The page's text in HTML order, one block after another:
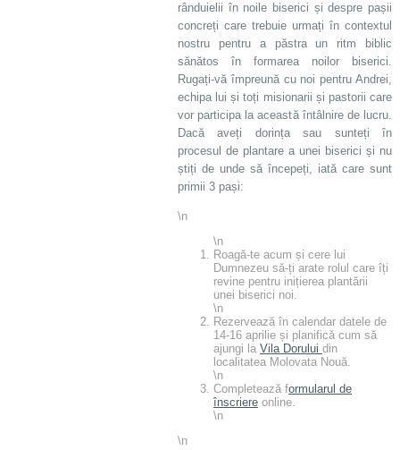
rânduielii în noile biserici și despre pașii
concreți care trebuie urmați în contextul
nostru pentru a păstra un ritm biblic
sănătos în formarea noilor biserici.
Rugați-vă împreună cu noi pentru Andrei,
echipa lui și toți misionarii și pastorii care
vor participa la această întâlnire de lucru.
Dacă aveți dorința sau sunteți în
procesul de plantare a unei biserici și nu
știți de unde să începeți, iată care sunt
primii 3 pași:
\n
\n
Roagă-te acum și cere lui
Dumnezeu să-ți arate rolul care îți
revine pentru inițierea plantării
unei biserici noi.
\n
Rezervează în calendar datele de
14-16 aprilie și planifică cum să
ajungi la Vila Dorului din
localitatea Molovata Nouă.
\n
Completează formularul de
înscriere online.
\n
\n